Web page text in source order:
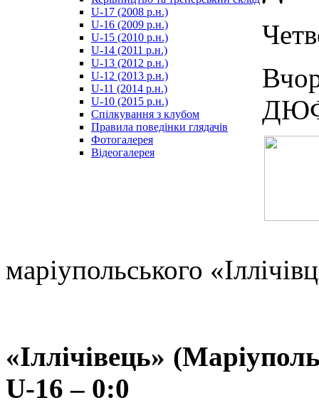
U-17 (2008 р.н.)
U-16 (2009 р.н.)
U-15 (2010 р.н.)
U-14 (2011 р.н.)
U-13 (2012 р.н.)
U-12 (2013 р.н.)
U-11 (2014 р.н.)
U-10 (2015 р.н.)
Спілкування з клубом
Правила поведінки глядачів
Фотогалерея
Відеогалерея
маріупольського
«Іллічівець»
U-16 – 0:0